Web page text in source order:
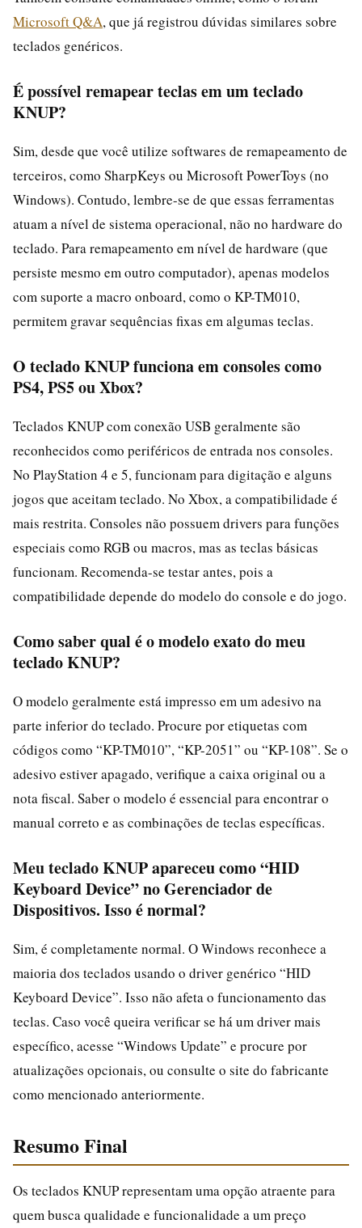
Microsoft Q&A, que já registrou dúvidas similares sobre
teclados genéricos.
É possível remapear teclas em um teclado
KNUP?
Sim, desde que você utilize softwares de remapeamento de
terceiros, como SharpKeys ou Microsoft PowerToys (no
Windows). Contudo, lembre-se de que essas ferramentas
atuam a nível de sistema operacional, não no hardware do
teclado. Para remapeamento em nível de hardware (que
persiste mesmo em outro computador), apenas modelos
com suporte a macro onboard, como o KP-TM010,
permitem gravar sequências fixas em algumas teclas.
O teclado KNUP funciona em consoles como
PS4, PS5 ou Xbox?
Teclados KNUP com conexão USB geralmente são
reconhecidos como periféricos de entrada nos consoles.
No PlayStation 4 e 5, funcionam para digitação e alguns
jogos que aceitam teclado. No Xbox, a compatibilidade é
mais restrita. Consoles não possuem drivers para funções
especiais como RGB ou macros, mas as teclas básicas
funcionam. Recomenda-se testar antes, pois a
compatibilidade depende do modelo do console e do jogo.
Como saber qual é o modelo exato do meu
teclado KNUP?
O modelo geralmente está impresso em um adesivo na
parte inferior do teclado. Procure por etiquetas com
códigos como “KP-TM010”, “KP-2051” ou “KP-108”. Se o
adesivo estiver apagado, verifique a caixa original ou a
nota fiscal. Saber o modelo é essencial para encontrar o
manual correto e as combinações de teclas específicas.
Meu teclado KNUP apareceu como “HID
Keyboard Device” no Gerenciador de
Dispositivos. Isso é normal?
Sim, é completamente normal. O Windows reconhece a
maioria dos teclados usando o driver genérico “HID
Keyboard Device”. Isso não afeta o funcionamento das
teclas. Caso você queira verificar se há um driver mais
específico, acesse “Windows Update” e procure por
atualizações opcionais, ou consulte o site do fabricante
como mencionado anteriormente.
Resumo Final
Os teclados KNUP representam uma opção atraente para
quem busca qualidade e funcionalidade a um preço